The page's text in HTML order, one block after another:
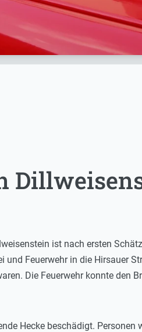
ist nach ersten
und Feuerwehr in die Hirsauer
Die Feuerwehr konnte den
Hecke beschädigt. Personen